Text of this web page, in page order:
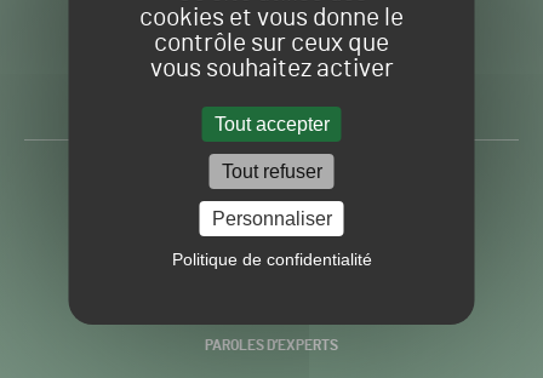
cookies et vous donne le
contrôle sur ceux que
vous souhaitez activer
Tout accepter
Tout refuser
Personnaliser
Politique de confidentialité
Gazon
Sport
H24
-
Toute l’info autour du
PRATIQUES
PAROLES D’EXPERTS